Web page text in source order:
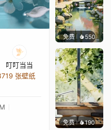
叮叮当当
张壁纸
免费 550渔小小
免费 190渔小小